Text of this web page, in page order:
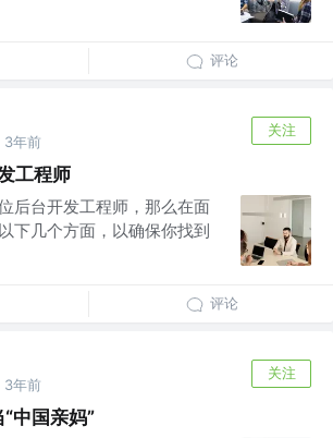
评论
3年前
关注
工程师
后台开发工程师，那么在面
下几个方面，以确保你找到
评论
3年前
关注
中国亲妈”